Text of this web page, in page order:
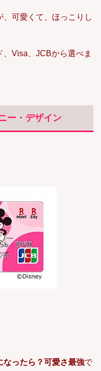
可愛くて、ほっこりし
Visa、JCBから選べま
ー・デザイン
なったら？可愛さ最強で